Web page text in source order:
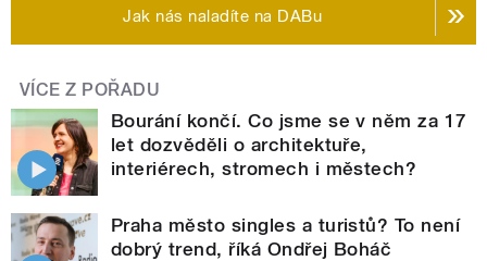
Jak nás naladíte na DABu
VÍCE Z POŘADU
Bourání končí. Co jsme se v něm za 17
let dozvěděli o architektuře,
interiérech, stromech i městech?
Praha město singles a turistů? To není
dobrý trend, říká Ondřej Boháč